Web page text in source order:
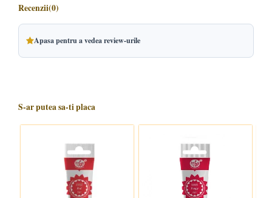
Recenzii(0)
Apasa pentru a vedea review-urile
S-ar putea sa-ti placa